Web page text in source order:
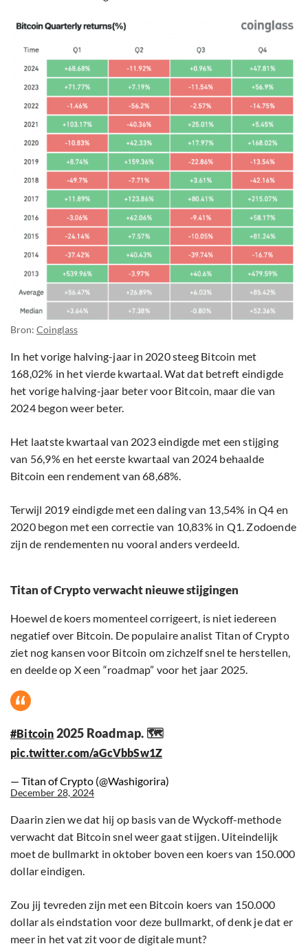
Bron: Coinglass
In het vorige halving-jaar in 2020 steeg Bitcoin met
168,02% in het vierde kwartaal. Wat dat betreft eindigde
het vorige halving-jaar beter voor Bitcoin, maar die van
2024 begon weer beter.
Het laatste kwartaal van 2023 eindigde met een stijging
van 56,9% en het eerste kwartaal van 2024 behaalde
Bitcoin een rendement van 68,68%.
Terwijl 2019 eindigde met een daling van 13,54% in Q4 en
2020 begon met een correctie van 10,83% in Q1. Zodoende
zijn de rendementen nu vooral anders verdeeld.
Titan of Crypto verwacht nieuwe stijgingen
Hoewel de koers momenteel corrigeert, is niet iedereen
negatief over Bitcoin. De populaire analist Titan of Crypto
ziet nog kansen voor Bitcoin om zichzelf snel te herstellen,
en deelde op X een “roadmap” voor het jaar 2025.
#Bitcoin 2025 Roadmap. 🗺️
pic.twitter.com/aGcVbbSw1Z
— Titan of Crypto (@Washigorira)
December 28, 2024
Daarin zien we dat hij op basis van de Wyckoff-methode
verwacht dat Bitcoin snel weer gaat stijgen. Uiteindelijk
moet de bullmarkt in oktober boven een koers van 150.000
dollar eindigen.
Zou jij tevreden zijn met een Bitcoin koers van 150.000
dollar als eindstation voor deze bullmarkt, of denk je dat er
meer in het vat zit voor de digitale munt?